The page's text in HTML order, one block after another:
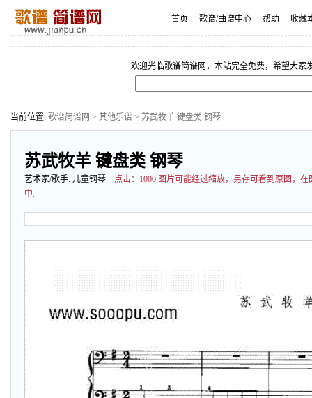
首页 - 歌谱/曲谱中心 - 帮助 - 收藏
欢迎光临歌谱简谱网，本站完全免费，希望大家
当前位置: 歌谱简谱网 > 其他乐谱 > 苏武牧羊 键盘类 钢琴
苏武牧羊 键盘类 钢琴
艺术家/歌手: 儿童钢琴 点击： 1000 图片可能经过缩放，另存可看到原图，
中.